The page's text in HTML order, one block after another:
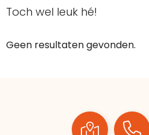
Toch wel leuk hé!
Geen resultaten gevonden.